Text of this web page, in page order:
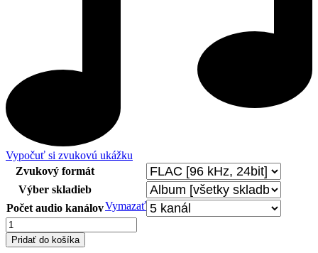
Vypočuť si zvukovú ukážku
Zvukový formát
Výber skladieb
Počet audio kanálovVymazať
množstvo
VIOLIN
-
Pridať do košíka